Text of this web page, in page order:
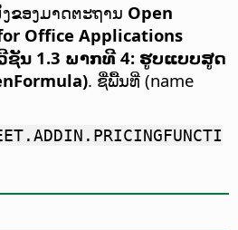
ຂອງມາດຕະຖານ Open
Office Applications
ວີຊັນ 1.3 ພາກທີ 4: ຮູບແບບສູດ
. ຊື່ພື້ນທີ່ (name